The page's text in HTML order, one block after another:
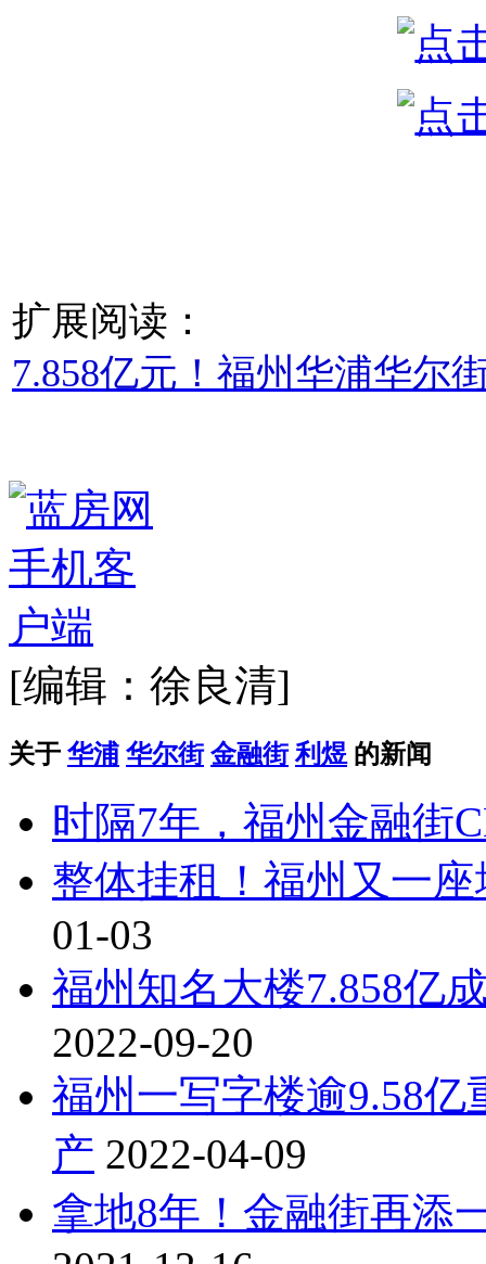
扩展阅读：
7.858亿元！福州华浦华尔
[编辑：徐良清]
关于 华浦 华尔街 金融街 利煜 的新闻
时隔7年，福州金融街
整体挂租！​​​福州又一
01-03
福州知名大楼7.858亿
2022-09-20
福州一写字楼逾9.58
产 2022-04-09
拿地8年！金融街再添